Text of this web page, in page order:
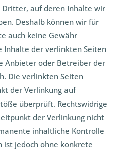
auf deren Inhalte wir
Deshalb können wir für
auch keine Gewähr
Inhalte der verlinkten Seiten
Anbieter oder Betreiber der
Die verlinkten Seiten
der Verlinkung auf
überprüft. Rechtswidrige
der Verlinkung nicht
inhaltliche Kontrolle
ist jedoch ohne konkrete